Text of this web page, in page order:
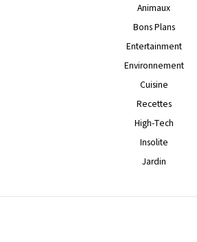
Animaux
Bons Plans
Entertainment
Environnement
Cuisine
Recettes
High-Tech
Insolite
Jardin